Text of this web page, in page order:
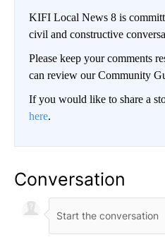
KIFI Local News 8 is
civil and constructive
Please keep your comments
can review our Community
If you would like to share a
here.
Conversation